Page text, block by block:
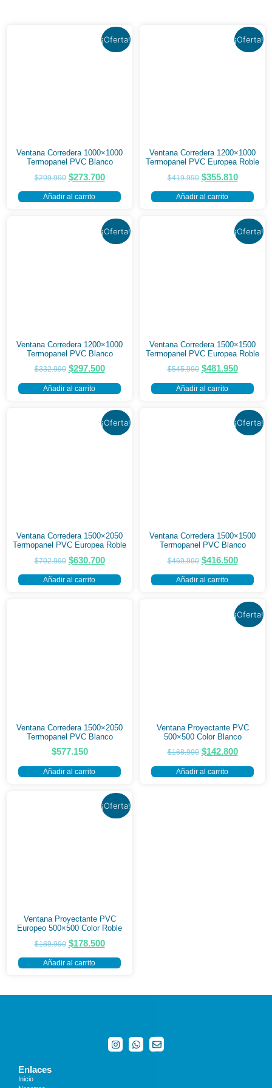
¡Oferta!
Ventana Corredera 1000×1000
Termopanel PVC Blanco
$299.990 $273.700
Añadir al carrito
¡Oferta!
Ventana Corredera 1200×1000
Termopanel PVC Europea Roble
$419.990 $355.810
Añadir al carrito
¡Oferta!
Ventana Corredera 1200×1000
Termopanel PVC Blanco
$332.990 $297.500
Añadir al carrito
¡Oferta!
Ventana Corredera 1500×1500
Termopanel PVC Europea Roble
$545.990 $481.950
Añadir al carrito
¡Oferta!
Ventana Corredera 1500×2050
Termopanel PVC Europea Roble
$702.990 $630.700
Añadir al carrito
¡Oferta!
Ventana Corredera 1500×1500
Termopanel PVC Blanco
$469.990 $416.500
Añadir al carrito
Ventana Corredera 1500×2050
Termopanel PVC Blanco
$577.150
Añadir al carrito
¡Oferta!
Ventana Proyectante PVC
500×500 Color Blanco
$168.990 $142.800
Añadir al carrito
¡Oferta!
Ventana Proyectante PVC
Europeo 500×500 Color Roble
$189.990 $178.500
Añadir al carrito
Enlaces
Inicio